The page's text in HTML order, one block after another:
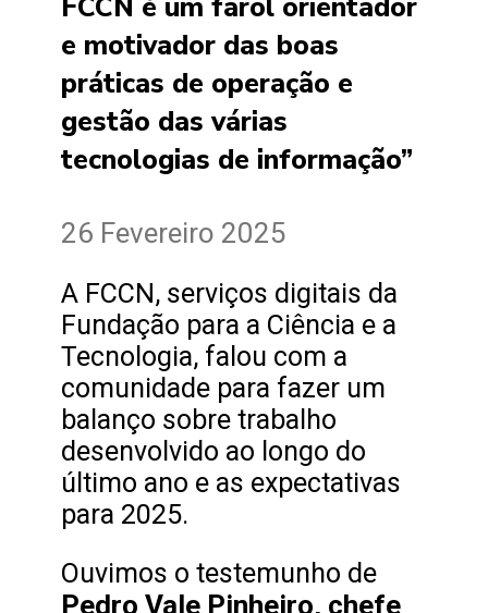
FCCN é um farol orientador
e motivador das boas
práticas de operação e
gestão das várias
tecnologias de informação”
26 Fevereiro 2025
A FCCN, serviços digitais da
Fundação para a Ciência e a
Tecnologia, falou com a
comunidade para fazer um
balanço sobre trabalho
desenvolvido ao longo do
último ano e as expectativas
para 2025.
Ouvimos o testemunho de
Pedro Vale Pinheiro, chefe